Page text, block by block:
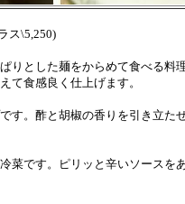
ス\5,250)
りとした麺をからめて食べる料
て食感良く仕上げます。
す。酢と胡椒の香りを引き立た
菜です。ピリッと辛いソースを